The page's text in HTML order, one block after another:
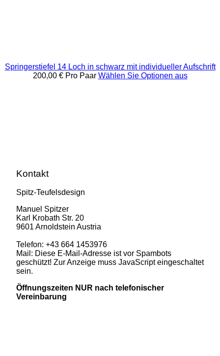
Springerstiefel 14 Loch in schwarz mit individueller Aufschrift
200,00 € Pro Paar Wählen Sie Optionen aus
Kontakt
Spitz-Teufelsdesign
Manuel Spitzer
Karl Krobath Str. 20
9601 Arnoldstein Austria
Telefon: +43 664 1453976
Mail: Diese E-Mail-Adresse ist vor Spambots
geschützt! Zur Anzeige muss JavaScript eingeschaltet
sein.
Öffnungszeiten NUR nach telefonischer
Vereinbarung